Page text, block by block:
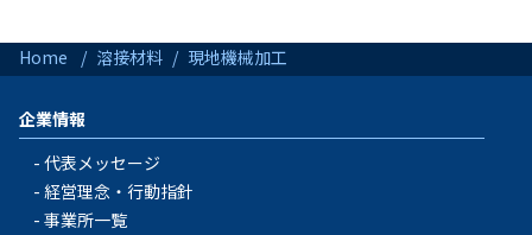
Home 溶接材料 現地機械加工
企業情報
代表メッセージ
経営理念・行動指針
事業所一覧